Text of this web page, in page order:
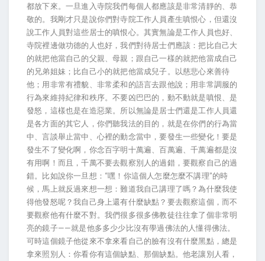
都放下來。一旦進入寺院我們每個人都應該是非常清靜的、恭
敬的。我剛才只是說你們對寺院工作人員產生嗔恨心，但還沒
說工作人員對這些居士的嗔恨心。其實無論是工作人員也好、
寺院裡邊做功德的人也好，我們對待居士們應該：把比自己大
的就把他當自己的父親、母親；跟自己一樣的就把他當成自己
的兄弟姐妹；比自己小的就把他當成兒子。以慈悲心來善待
他；用非常有禮貌、非常柔和的語言去跟他說；用非常調服的
行為來維持紀律和秩序。不要凶巴巴的，動不動就是嗔恨、是
發怒，這樣也是在造惡業。所以無論是居士們還是工作人員還
是各方面的其它人，你們聽我法的目的，就是在你們的行為當
中、言談舉止當中、心裡的動念當中，要發生一些變化！要是
發生不了變化啊，你念百字明十萬遍、百萬遍、千萬遍都是沒
有用啊！而且，千萬不要去觀察別人的過錯，要觀察自己的過
錯。比如說你一旦想：“嘿！你這個人怎麼怎麼不講理”的時
候，馬上就反過來想一想：難道我自己講理了嗎？為什麼我使
得他發怒呢？我自己身上還有什麼缺點？要去觀察這個，而不
要觀察他有什麼不對。我們很多很多佛教徒往往拿了個非常明
亮的鏡子——就是他多多少少比沒有學過佛法的人懂得佛法。
可時這個鏡子他從來不拿來看自己的臉有沒有什麼黑點，總是
拿來照別人：你看你有這個缺點、那個缺點。他老讓別人看，